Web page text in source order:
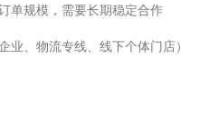
单规模，需要长期稳定合作
业、物流专线、线下个体门店）